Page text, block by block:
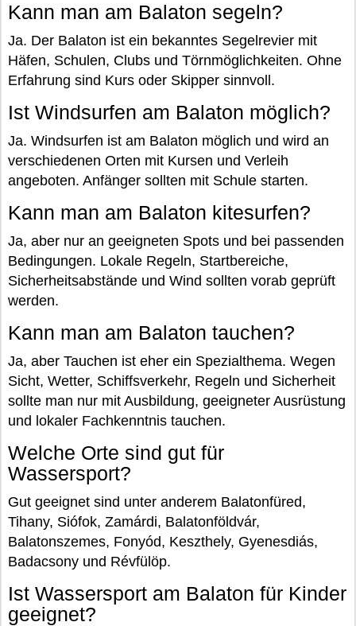
Kann man am Balaton segeln?
Ja. Der Balaton ist ein bekanntes Segelrevier mit
Häfen, Schulen, Clubs und Törnmöglichkeiten. Ohne
Erfahrung sind Kurs oder Skipper sinnvoll.
Ist Windsurfen am Balaton möglich?
Ja. Windsurfen ist am Balaton möglich und wird an
verschiedenen Orten mit Kursen und Verleih
angeboten. Anfänger sollten mit Schule starten.
Kann man am Balaton kitesurfen?
Ja, aber nur an geeigneten Spots und bei passenden
Bedingungen. Lokale Regeln, Startbereiche,
Sicherheitsabstände und Wind sollten vorab geprüft
werden.
Kann man am Balaton tauchen?
Ja, aber Tauchen ist eher ein Spezialthema. Wegen
Sicht, Wetter, Schiffsverkehr, Regeln und Sicherheit
sollte man nur mit Ausbildung, geeigneter Ausrüstung
und lokaler Fachkenntnis tauchen.
Welche Orte sind gut für
Wassersport?
Gut geeignet sind unter anderem Balatonfüred,
Tihany, Siófok, Zamárdi, Balatonföldvár,
Balatonszemes, Fonyód, Keszthely, Gyenesdiás,
Badacsony und Révfülöp.
Ist Wassersport am Balaton für Kinder
geeignet?